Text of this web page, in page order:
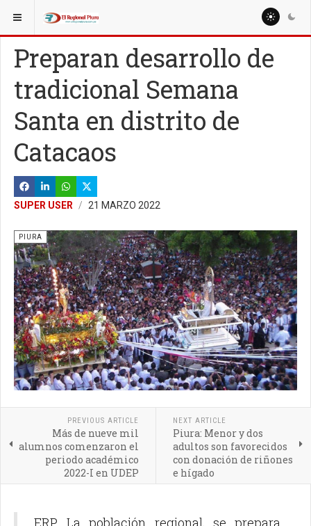
ESTÁ AQUÍ: REGIÓN PIURA
Preparan desarrollo de
tradicional Semana
Santa en distrito de
Catacaos
SUPER USER 21 MARZO 2022
PIURA
PREVIOUS ARTICLE
Más de nueve mil
alumnos comenzaron el
periodo académico
2022-I en UDEP
NEXT ARTICLE
Piura: Menor y dos
adultos son favorecidos
con donación de riñones
e hígado
ERP. La población regional, se prepara